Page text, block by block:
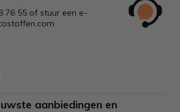
76 55 of stuur een e-
aanbiedingen en